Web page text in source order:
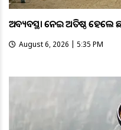
ଅବ୍ୟବସ୍ଥା ନେଇ ଅତିଷ୍ଠ ହେଲେ
August 6, 2026 | 5:35 PM